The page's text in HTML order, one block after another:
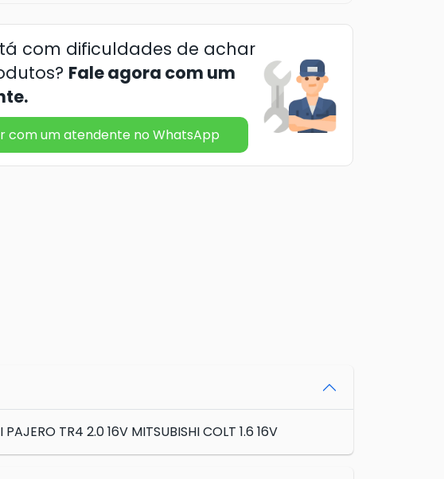
com dificuldades de achar
Fale agora com um
com um atendente no WhatsApp
TR4 2.0 16V MITSUBISHI COLT 1.6 16V